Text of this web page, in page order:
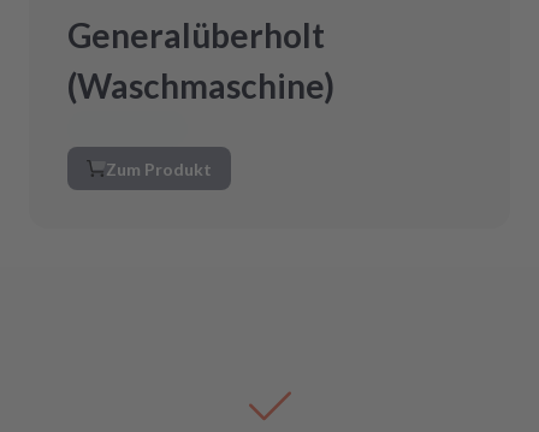
Generalüberholt
(Waschmaschine)
Zum Produkt